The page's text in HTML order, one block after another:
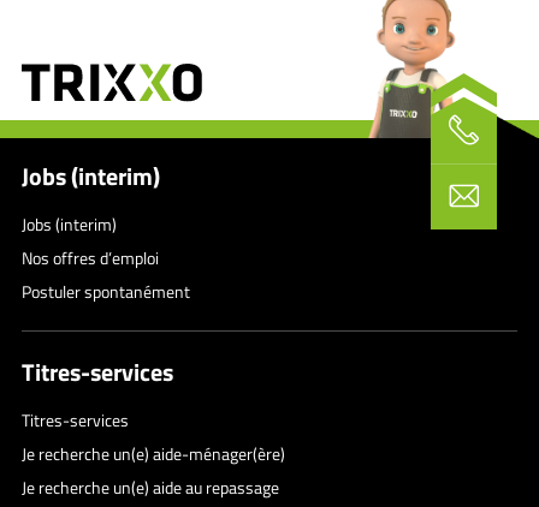
Jobs (interim)
Jobs (interim)
Nos offres d’emploi
Postuler spontanément
Titres-services
Titres-services
Je recherche un(e) aide-ménager(ère)
Je recherche un(e) aide au repassage